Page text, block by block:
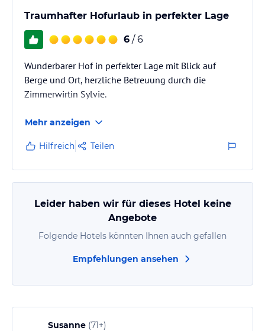
Traumhafter Hofurlaub in perfekter Lage
6 / 6
Wunderbarer Hof in perfekter Lage mit Blick auf
Berge und Ort, herzliche Betreuung durch die
Zimmerwirtin Sylvie.
Mehr anzeigen
Hilfreich Teilen
Leider haben wir für dieses Hotel keine
Angebote
Folgende Hotels könnten Ihnen auch gefallen
Empfehlungen ansehen
Susanne (71+)